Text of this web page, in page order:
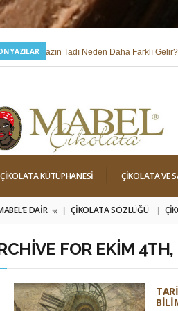
YAZILAR
2026 |Yazın Tadı Neden Daha Farklı Gelir?
|Hıdırellez; Dilek, Niyet ve Baharı Karşılama
ÇIKOLATA KÜTÜPHANESI ÇIKOLATA VE
DAIR » ÇIKOLATA SÖZLÜĞÜ
FOR EKIM